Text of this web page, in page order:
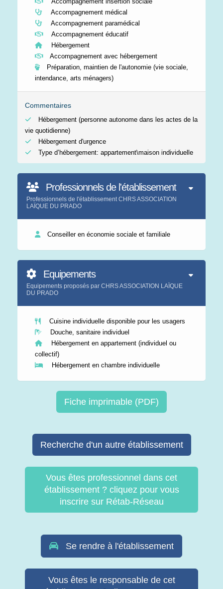
Accompagnement médical
Accompagnement paramédical
Accompagnement éducatif
Hébergement
Accompagnement avec hébergement
Préparation, maintien de l'autonomie (vie sociale,
intendance, arts ménagers)
Commentaires
Hébergement (personne autonome dans les actes de la
vie quotidienne)
Hébergement d'urgence
Type d’hébergement: appartement\maison individuelle
Professionnels de l'établissement
Professionnels de l'établissement CHRS ASSOCIATION
LAÏQUE DU PRADO
Conseiller en économie sociale et familiale
Equipements
Equipements proposés par CHRS ASSOCIATION LAÏQUE
DU PRADO
Cuisine individuelle disponible pour les usagers
Douche, sanitaire individuel
Hébergement en appartement (individuel ou
collectif)
Hébergement en chambre individuelle
Fiche imprimable (PDF)
Recherche d'un autre établissement
Vous êtes professionnel dans cet
établissement ? cliquez pour vous
inscrire sur Rétab-Réseau
Se rendre à l'établissement
Vous êtes le responsable de cet